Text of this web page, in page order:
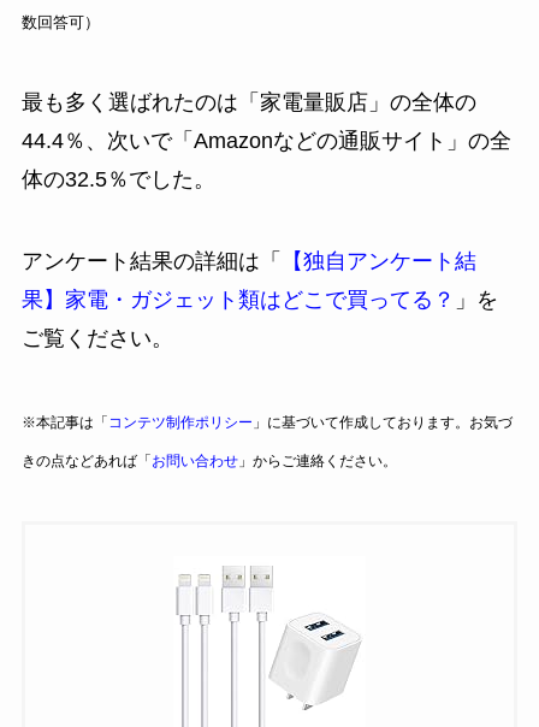
数回答可）
最も多く選ばれたのは「家電量販店」の全体の
44.4％、次いで「Amazonなどの通販サイト」の全
体の32.5％でした。
アンケート結果の詳細は「
【独自アンケート結
果】家電・ガジェット類はどこで買ってる？ 」を
ご覧ください。
※本記事は「 コンテツ制作ポリシー 」に基づいて作成しております。お気づ
きの点などあれば「お問い合わせ」からご連絡ください。